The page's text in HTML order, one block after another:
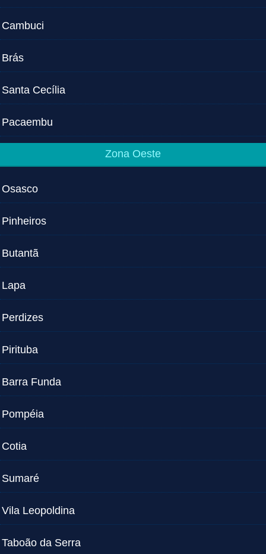
Cambuci
Brás
Santa Cecília
Pacaembu
Zona Oeste
Osasco
Pinheiros
Butantã
Lapa
Perdizes
Pirituba
Barra Funda
Pompéia
Cotia
Sumaré
Vila Leopoldina
Taboão da Serra